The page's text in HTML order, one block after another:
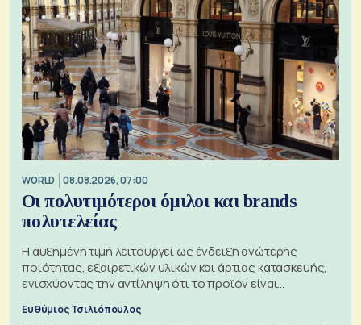
WORLD 08.08.2026, 07:00
Οι πολυτιμότεροι όμιλοι και brands
πολυτελείας
Η αυξημένη τιμή λειτουργεί ως ένδειξη ανώτερης
ποιότητας, εξαιρετικών υλικών και άρτιας κατασκευής,
ενισχύοντας την αντίληψη ότι το προϊόν είναι
ξεχωριστό
Ευθύμιος Τσιλιόπουλος